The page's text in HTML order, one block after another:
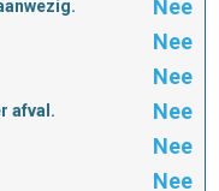
Nee
Nee
Nee
afval. Nee
Nee
Nee